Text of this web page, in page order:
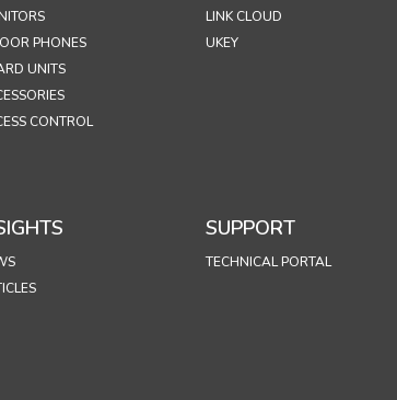
PHONES
UNITS
CONTROL
LINK CLOUD
UKEY
SUPPORT
TECHNICAL PORTAL